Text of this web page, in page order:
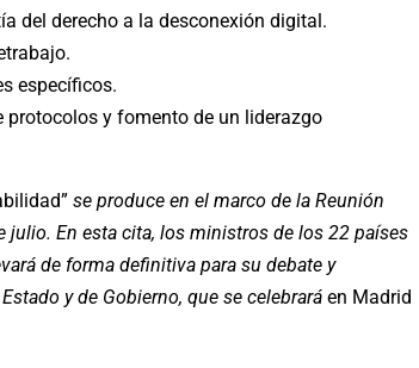
del derecho a la desconexión digital.
específicos.
y fomento de un liderazgo
se produce en el marco de la Reunión
julio. En esta cita, los ministros de los 22 países
de forma definitiva para su debate y
y de Gobierno, que se celebrará en Madrid